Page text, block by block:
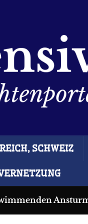
SCHWEIZ
Ansturm